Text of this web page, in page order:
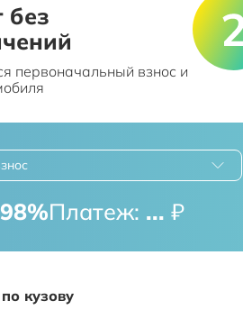
без
первоначальный взнос и
98%Платеж: ... ₽
кузову